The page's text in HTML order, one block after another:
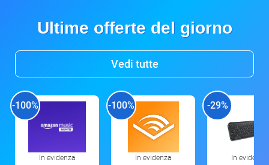
Ultime offerte del giorno
Vedi tutte
-100%
In evidenza
-100%
In evidenza
-29%
In evidenza